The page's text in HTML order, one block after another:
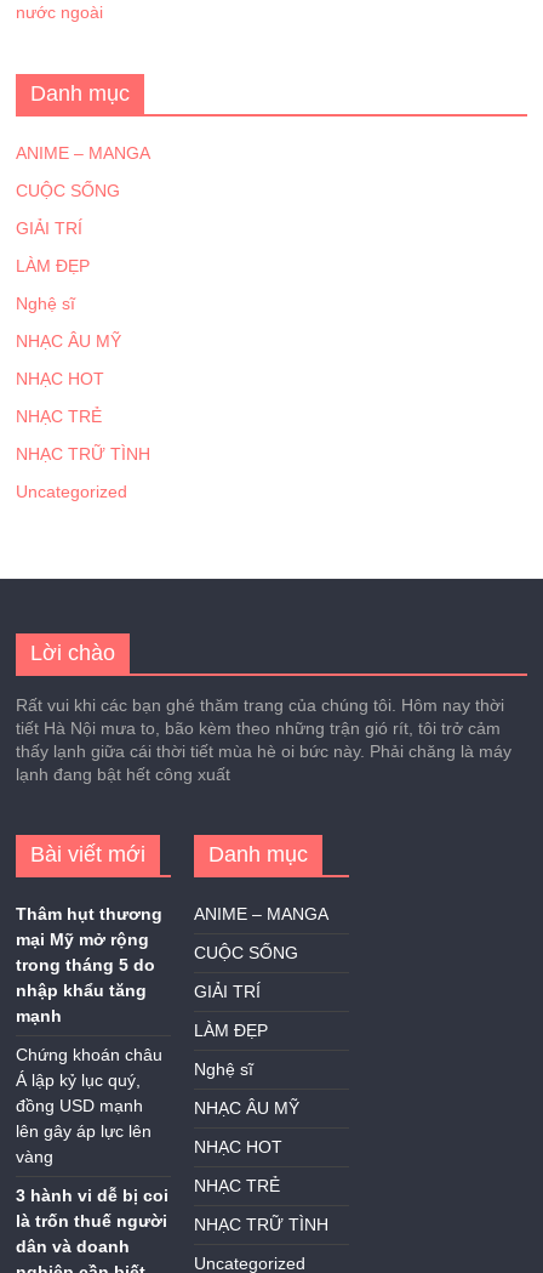
nước ngoài
Danh mục
ANIME – MANGA
CUỘC SỐNG
GIẢI TRÍ
LÀM ĐẸP
Nghệ sĩ
NHẠC ÂU MỸ
NHẠC HOT
NHẠC TRẺ
NHẠC TRỮ TÌNH
Uncategorized
Lời chào
Rất vui khi các bạn ghé thăm trang của chúng tôi. Hôm nay thời
tiết Hà Nội mưa to, bão kèm theo những trận gió rít, tôi trở cảm
thấy lạnh giữa cái thời tiết mùa hè oi bức này. Phải chăng là máy
lạnh đang bật hết công xuất
Bài viết mới
Thâm hụt thương
mại Mỹ mở rộng
trong tháng 5 do
nhập khẩu tăng
mạnh
Chứng khoán châu
Á lập kỷ lục quý,
đồng USD mạnh
lên gây áp lực lên
vàng
3 hành vi dễ bị coi
là trốn thuế người
dân và doanh
Danh mục
ANIME – MANGA
CUỘC SỐNG
GIẢI TRÍ
LÀM ĐẸP
Nghệ sĩ
NHẠC ÂU MỸ
NHẠC HOT
NHẠC TRẺ
NHẠC TRỮ TÌNH
Uncategorized